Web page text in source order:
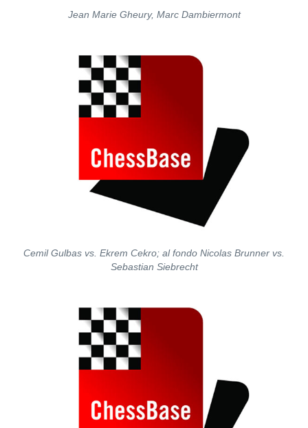
Jean Marie Gheury, Marc Dambiermont
Cemil Gulbas vs. Ekrem Cekro; al fondo Nicolas Brunner vs.
Sebastian Siebrecht